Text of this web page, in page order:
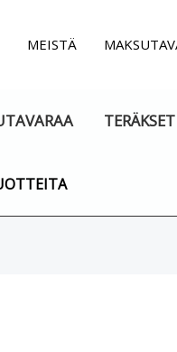
MEISTÄ
TERÄKSET